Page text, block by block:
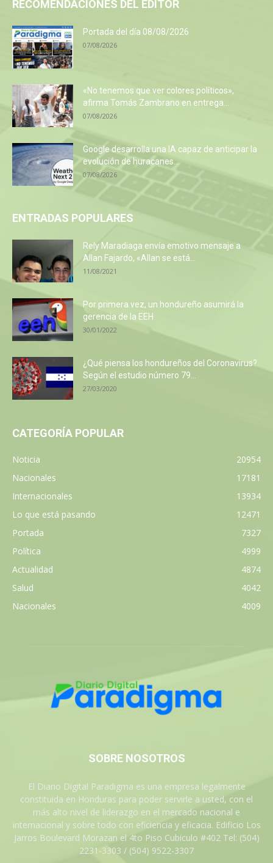
RECOMENDACIONES DEL EDITOR
Portada del día 08/08/2026
07/08/2026
«No tenemos que ver colores políticos»,
afirma Tomás Zambrano en entrega...
07/08/2026
Google desarrolla una IA capaz de anticipar la
evolución de huracanes...
07/08/2026
ENTRADAS POPULARES
Rely Maradiaga envía emotivo mensaje a
Allan Fajardo, «Allan se está...
11/08/2021
Por primera vez, un hondureño asumirá la
gerencia de la EEH
30/01/2022
¿Qué piensa los hondureños del Coronavirus?
Según el estudio número 79...
27/03/2020
CATEGORÍA POPULAR
Noticia
20954
Nacionales
17181
Internacionales
13934
Lo que está pasando
12471
Portada
7327
Política
4999
Actualidad
4874
Salud
4042
Nacionales
4009
SOBRE NOSOTROS
El Diario Digital Paradigma es una empresa legalmente
constituida en Honduras para poder servirle a usted, con el
más alto nivel de liderazgo en el mercado nacional e
internacional y sobre todo con eficiencia y eficacia. Edificio Los
Jarros Boulevard Morazan el 4to Piso Cubiculo #402 Tel: (504)
2231-3303 / (504) 9522-3307